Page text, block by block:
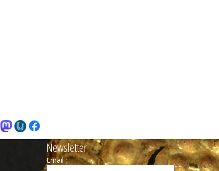
Newsletter
Email :